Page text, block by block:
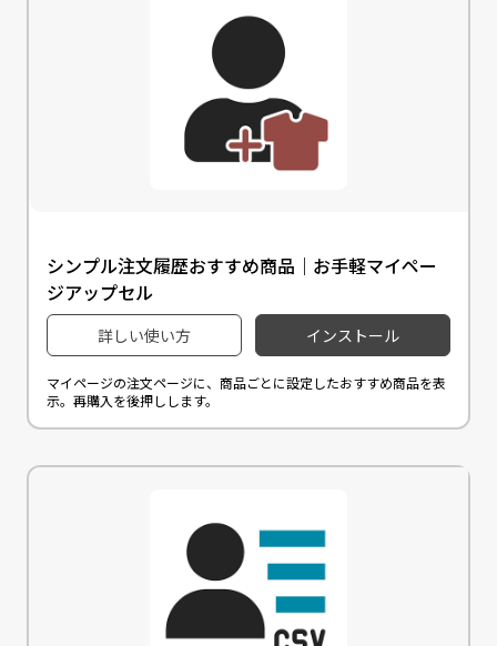
シンプル注文履歴おすすめ商品｜お手軽マイペー
ジアップセル
詳しい使い方 インストール
マイページの注文ページに、商品ごとに設定したおすすめ商品を表
示。再購入を後押しします。